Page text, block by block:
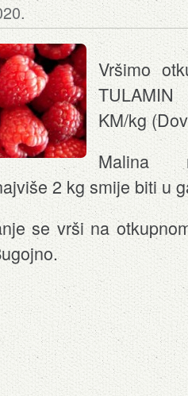
Vršimo
KM/kg
Malina
2 kg smije biti u
se vrši na